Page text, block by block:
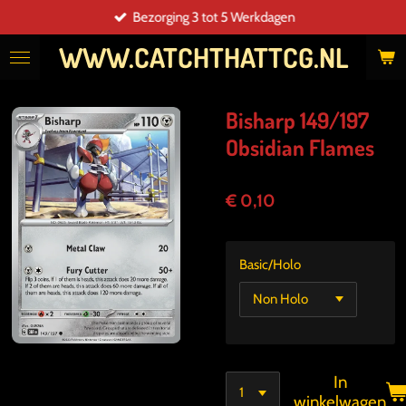
direct
naar
WWW.CATCHTHATTCG.NL
Bezorging 3 tot 5 Werkdagen
Bisharp 149/197
Obsidian Flames
€ 0,10
Basic/Holo
In